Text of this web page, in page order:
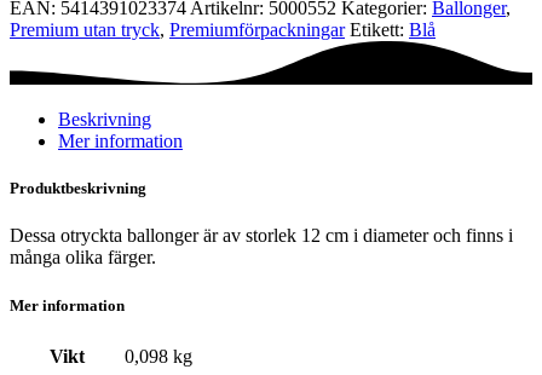
-
Ice
pastel
mängd
EAN: 5414391023374 Artikelnr: 5000552 Kategorier: Ballonger,
Premium utan tryck, Premium­förpackningar Etikett: Blå
Beskrivning
Mer information
Produktbeskrivning
Dessa otryckta ballonger är av storlek 12 cm i diameter och finns i
många olika färger.
Mer information
Vikt 0,098 kg